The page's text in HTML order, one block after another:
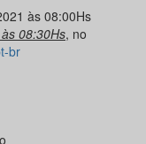
às 08:00Hs
08:30Hs, no
br